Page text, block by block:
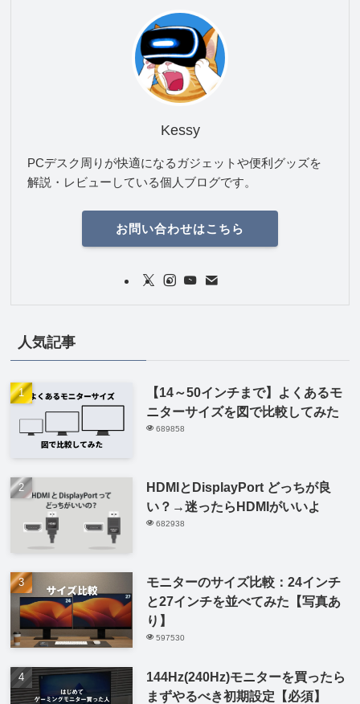
Kessy
PCデスク周りが快適になるガジェットや便利グッズを
解説・レビューしている個人ブログです。
お問い合わせはこちら
人気記事
【14～50インチまで】よくあるモ
ニターサイズを図で比較してみた
689858
HDMIとDisplayPort どっちが良
い？→迷ったらHDMIがいいよ
682938
モニターのサイズ比較：24インチ
と27インチを並べてみた【写真あ
り】
597530
144Hz(240Hz)モニターを買ったら
まずやるべき初期設定【必須】